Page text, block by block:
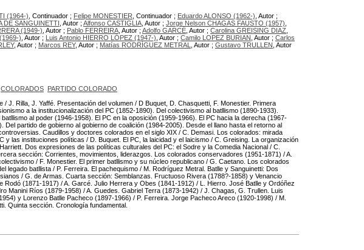
(1964-) , Continuador ; Felipe MONESTIER , Continuador ; Eduardo ALONSO (1962-) , Autor ;
DE SANGUINETTI , Autor ; Alfonso CASTIGLIA , Autor ; Jorge Nelson CHAGAS FAUSTO (1957)
(1949-) , Autor ; Pablo FERREIRA , Autor ; Adolfo GARCÉ , Autor ; Carolina GREISING DIAZ
) , Autor ; Luis Antonio HIERRO LÓPEZ (1947-) , Autor ; Camilo LOPEZ BURIAN , Autor ; Carlos
, Autor ; Marcos REY, Autor ; Matías RODRÍGUEZ METRAL , Autor ; Gustavo TRULLEN , Autor
COLORADOS PARTIDO COLORADO
J. Rilla, J. Yaffé. Presentación del volumen / D Buquet, D. Chasquetti, F. Monestier. Primera
a la institucionalización del PC (1852-1890). Del colectivismo al batllismo (1890-1933).
al poder (1946-1958). El PC en la oposición (1959-1966). El PC hacia la derecha (1967-
partido de gobierno al gobierno de coalición (1984-2005). Desde el llano hasta el retorno al
Caudillos y doctores colorados en el siglo XIX / C. Demasi. Los colorados: mirada
y las instituciones políticas / D. Buquet. El PC, la laicidad y el laicismo / C. Greising. La organización
Dos expresiones de las políticas culturales del PC: el Sodre y la Comedia Nacional / C.
sección: Corrientes, movimientos, liderazgos. Los colorados conservadores (1951-1871) / A.
/ F. Monestier. El primer batllismo y su núcleo republicano / G. Caetano. Los colorados
legado batllista / P. Ferreira. El pachequismo / M. Rodríguez Metral. Batlle y Sanguinetti: Dos
/ G. de Armas. Cuarta sección: Semblanzas. Fructuoso Rivera (1788?-1858) y Venancio
(1871-1917) / A. Garcé. Julio Herrera y Obes (1841-1912) / L. Hierro. José Batlle y Ordóñez
Manini Ríos (1879-1958) / A. Guedes. Gabriel Terra (1873-1942) / J. Chagas, G. Trullen. Luis
y Lorenzo Batlle Pacheco (1897-1966) / P. Ferreira. Jorge Pacheco Areco (1920-1998) / M.
Quinta sección. Cronología fundamental.